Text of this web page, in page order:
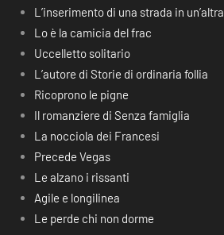
L’inserimento di una strada in un’altra
Lo è la camicia del frac
Uccelletto solitario
L’autore di Storie di ordinaria follia
Ricoprono le pigne
Il romanziere di Senza famiglia
La nocciola dei Francesi
Precede Vegas
Le alzano i rissanti
Agile e longilinea
Le perde chi non dorme